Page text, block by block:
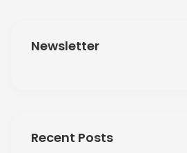
Newsletter
Recent Posts